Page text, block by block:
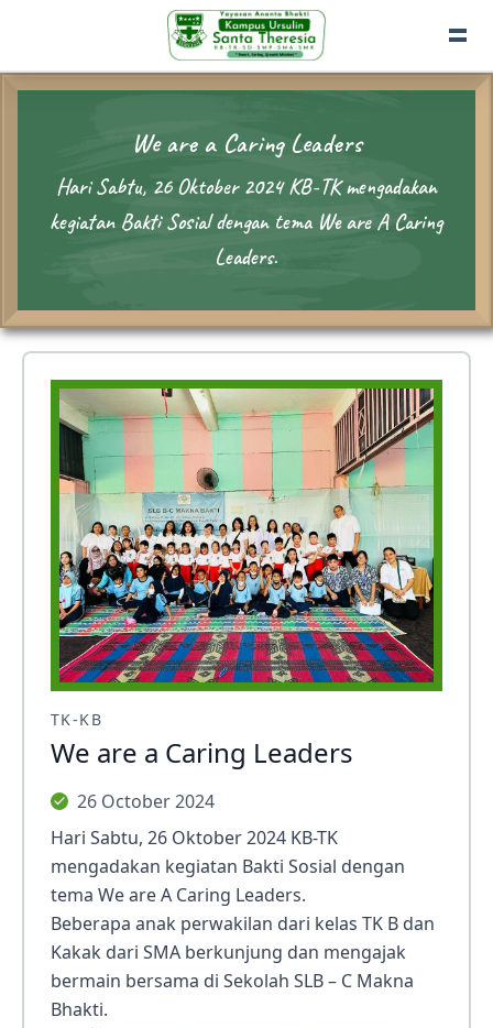
We are a Caring Leaders
Hari Sabtu, 26 Oktober 2024 KB-TK mengadakan
kegiatan Bakti Sosial dengan tema We are A Caring
Leaders.
TK-KB
We are a Caring Leaders
26 October 2024
Hari Sabtu, 26 Oktober 2024 KB-TK
mengadakan kegiatan Bakti Sosial dengan
tema We are A Caring Leaders.
Beberapa anak perwakilan dari kelas TK B dan
Kakak dari SMA berkunjung dan mengajak
bermain bersama di Sekolah SLB – C Makna
Bhakti.